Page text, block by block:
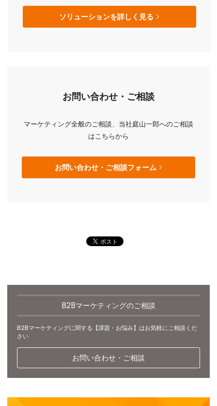
ソリューションを詳しく見る
お問い合わせ・ご相談
マーケティング全般のご相談、当社庭山一郎へのご相談
はこちらから
お問い合わせ・ご相談フォーム
B2Bマーケティングのご相談
B2Bマーケティングに関する【課題・お悩み】はお気軽にご相談くだ
さい
お問い合わせ・ご相談